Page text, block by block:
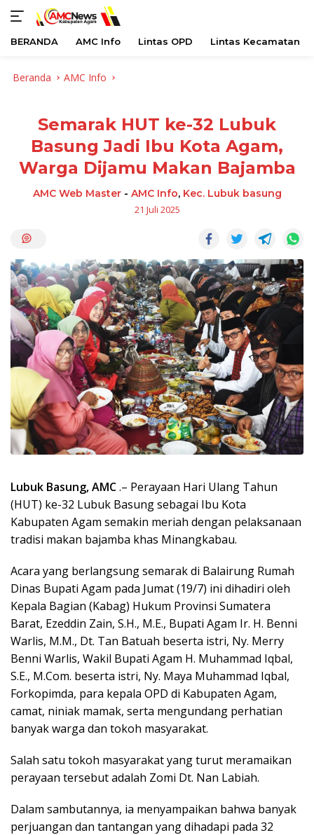
BERANDA AMC Info Lintas OPD Lintas Kecamatan
Beranda AMC Info
Semarak HUT ke-32 Lubuk
Basung Jadi Ibu Kota Agam,
Warga Dijamu Makan Bajamba
AMC Web Master- AMC Info, Kec. Lubuk basung
21 Juli 2025
Lubuk Basung, AMC.– Perayaan Hari Ulang Tahun
(HUT) ke-32 Lubuk Basung sebagai Ibu Kota
Kabupaten Agam semakin meriah dengan pelaksanaan
tradisi makan bajamba khas Minangkabau.
Acara yang berlangsung semarak di Balairung Rumah
Dinas Bupati Agam pada Jumat (19/7) ini dihadiri oleh
Kepala Bagian (Kabag) Hukum Provinsi Sumatera
Barat, Ezeddin Zain, S.H., M.E., Bupati Agam Ir. H. Benni
Warlis, M.M., Dt. Tan Batuah beserta istri, Ny. Merry
Benni Warlis, Wakil Bupati Agam H. Muhammad Iqbal,
S.E., M.Com. beserta istri, Ny. Maya Muhammad Iqbal,
Forkopimda, para kepala OPD di Kabupaten Agam,
camat, niniak mamak, serta mengundang perhatian
banyak warga dan tokoh masyarakat.
Salah satu tokoh masyarakat yang turut meramaikan
perayaan tersebut adalah Zomi Dt. Nan Labiah.
Dalam sambutannya, ia menyampaikan bahwa banyak
perjuangan dan tantangan yang dihadapi pada 32